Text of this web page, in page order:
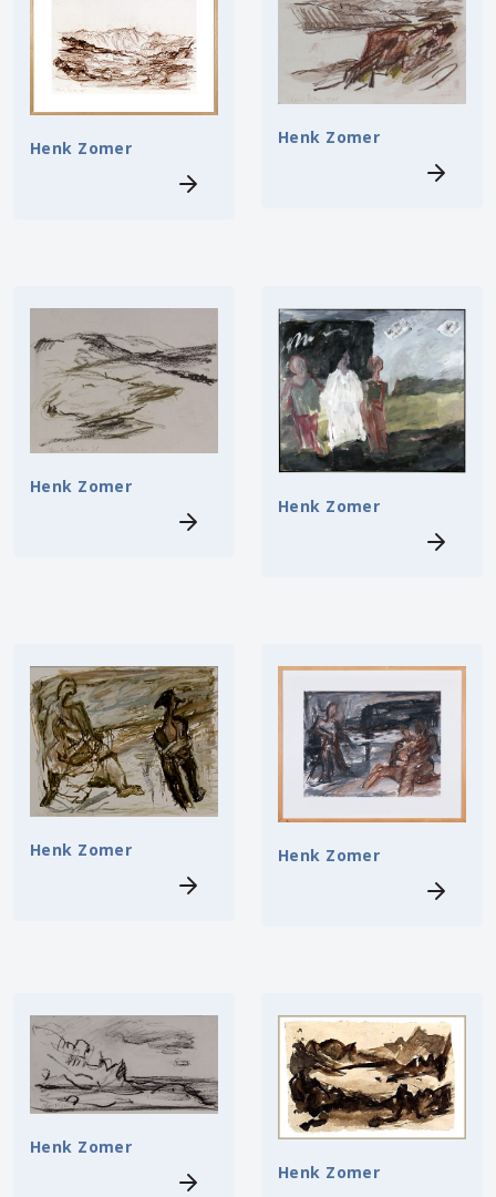
Henk Zomer
Henk Zomer
Henk Zomer
Henk Zomer
Henk Zomer Henk Zomer
Henk Zomer
Henk Zomer